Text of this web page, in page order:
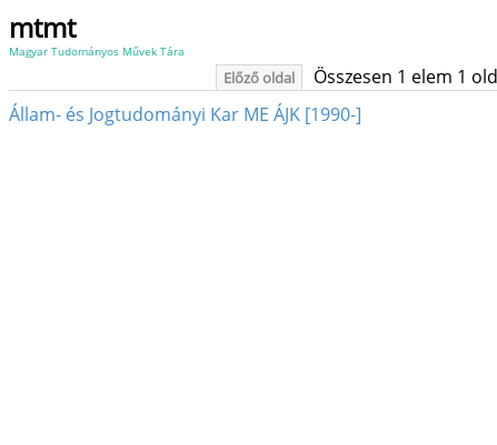
mtmt
Magyar Tudományos Művek Tára
Előző oldal Összesen 1 elem 1
Állam- és Jogtudományi Kar ME ÁJK [1990-]